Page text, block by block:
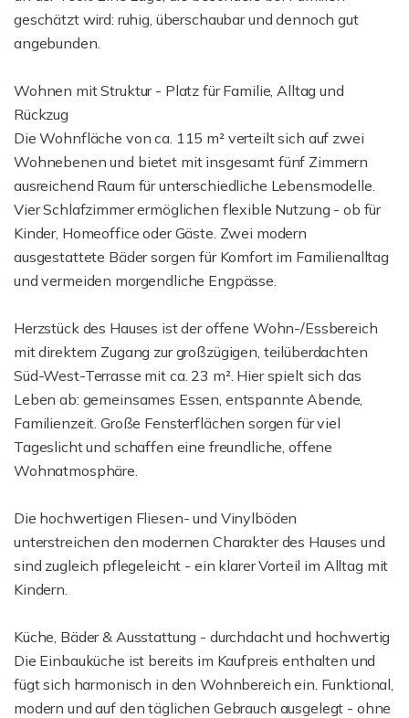
geschätzt wird: ruhig, überschaubar und dennoch gut
angebunden.
Wohnen mit Struktur - Platz für Familie, Alltag und
Rückzug
Die Wohnfläche von ca. 115 m² verteilt sich auf zwei
Wohnebenen und bietet mit insgesamt fünf Zimmern
ausreichend Raum für unterschiedliche Lebensmodelle.
Vier Schlafzimmer ermöglichen flexible Nutzung - ob für
Kinder, Homeoffice oder Gäste. Zwei modern
ausgestattete Bäder sorgen für Komfort im Familienalltag
und vermeiden morgendliche Engpässe.
Herzstück des Hauses ist der offene Wohn-/Essbereich
mit direktem Zugang zur großzügigen, teilüberdachten
Süd-West-Terrasse mit ca. 23 m². Hier spielt sich das
Leben ab: gemeinsames Essen, entspannte Abende,
Familienzeit. Große Fensterflächen sorgen für viel
Tageslicht und schaffen eine freundliche, offene
Wohnatmosphäre.
Die hochwertigen Fliesen- und Vinylböden
unterstreichen den modernen Charakter des Hauses und
sind zugleich pflegeleicht - ein klarer Vorteil im Alltag mit
Kindern.
Küche, Bäder & Ausstattung - durchdacht und hochwertig
Die Einbauküche ist bereits im Kaufpreis enthalten und
fügt sich harmonisch in den Wohnbereich ein. Funktional,
modern und auf den täglichen Gebrauch ausgelegt - ohne